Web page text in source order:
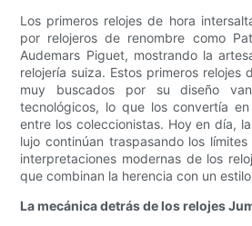
Los primeros relojes de hora
por relojeros de renombre como
Audemars Piguet, mostrando la
relojería suiza. Estos primeros relojes
muy buscados por su diseño
tecnológicos, lo que los convertía
entre los coleccionistas. Hoy en día,
lujo continúan traspasando los
interpretaciones modernas de los
que combinan la herencia con un
La mecánica detrás de los relojes